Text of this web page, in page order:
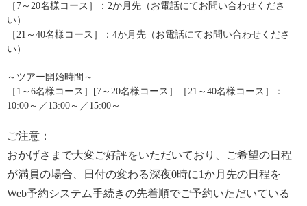
［7～20名様コース］：2か月先（お電話にてお問い合わせくださ
い）
［21～40名様コース］：4か月先（お電話にてお問い合わせくださ
い）
～ツアー開始時間～
［1～6名様コース］[7～20名様コース］［21～40名様コース］：
10:00～／13:00～／15:00～
ご注意：
おかげさまで大変ご好評をいただいており、ご希望の日程
が満員の場合、日付の変わる深夜0時に1か月先の日程を
Web予約システム手続きの先着順でご予約いただいている